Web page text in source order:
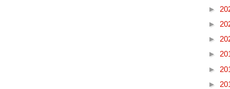
►
►
►
►
►
►